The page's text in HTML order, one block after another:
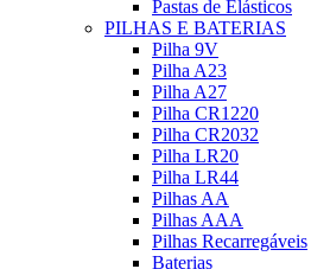
Pastas de Elásticos
PILHAS E BATERIAS
Pilha 9V
Pilha A23
Pilha A27
Pilha CR1220
Pilha CR2032
Pilha LR20
Pilha LR44
Pilhas AA
Pilhas AAA
Pilhas Recarregáveis
Baterias